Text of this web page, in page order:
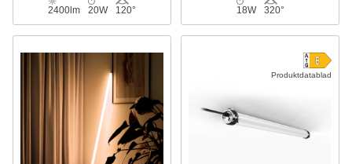
2400lm 20W 120° 18W 320°
Produktdatablad